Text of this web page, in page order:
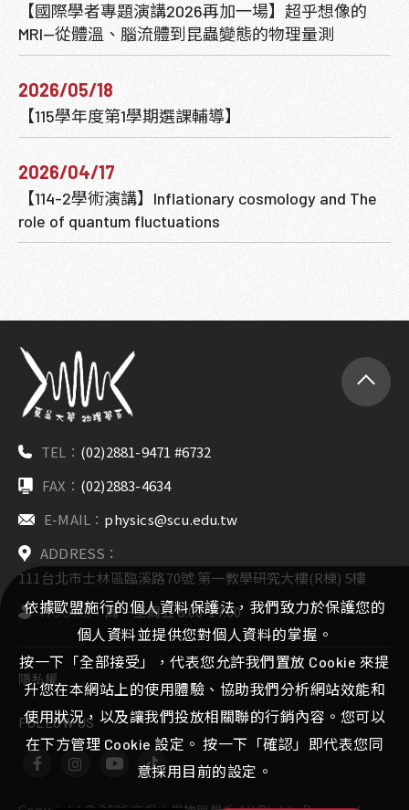
【國際學者專題演講2026再加一場】超乎想像的
MRI—從體溫、腦流體到昆蟲變態的物理量測
2026/05/18
【115學年度第1學期選課輔導】
2026/04/17
【114-2學術演講】Inflationary cosmology and The
role of quantum fluctuations
TEL： (02)2881-9471 #6732
FAX： (02)2883-4634
E-MAIL： physics@scu.edu.tw
ADDRESS：
111台北市士林區臨溪路70號 第一教學研究大樓(R棟) 5樓
HOURS：周一至周五 8:00-17:00
隱私權
FOLLOW US
依據歐盟施行的個人資料保護法，我們致力於保護您的
個人資料並提供您對個人資料的掌握。
按一下「全部接受」，代表您允許我們置放 Cookie 來提
升您在本網站上的使用體驗、協助我們分析網站效能和
使用狀況，以及讓我們投放相關聯的行銷內容。您可以
在下方管理 Cookie 設定。 按一下「確認」即代表您同
意採用目前的設定。